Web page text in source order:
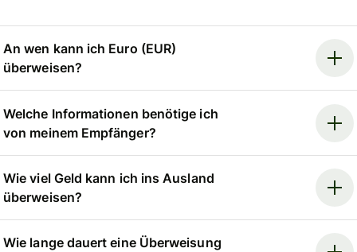
An wen kann ich Euro (EUR)
überweisen?
Welche Informationen benötige ich
von meinem Empfänger?
Wie viel Geld kann ich ins Ausland
überweisen?
Wie lange dauert eine Überweisung